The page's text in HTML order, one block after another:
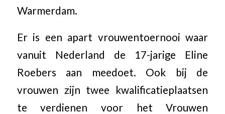
Warmerdam.
Er is een apart vrouwentoernooi waar
vanuit Nederland de 17-jarige Eline
Roebers aan meedoet. Ook bij de
vrouwen zijn twee kwalificatieplaatsen
te verdienen voor het Vrouwen